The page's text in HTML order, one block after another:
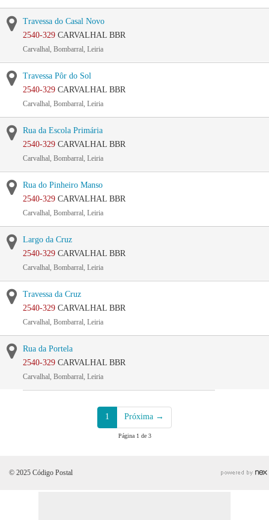
Travessa do Casal Novo
2540-329 CARVALHAL BBR
Carvalhal, Bombarral, Leiria
Travessa Pôr do Sol
2540-329 CARVALHAL BBR
Carvalhal, Bombarral, Leiria
Rua da Escola Primária
2540-329 CARVALHAL BBR
Carvalhal, Bombarral, Leiria
Rua do Pinheiro Manso
2540-329 CARVALHAL BBR
Carvalhal, Bombarral, Leiria
Largo da Cruz
2540-329 CARVALHAL BBR
Carvalhal, Bombarral, Leiria
Travessa da Cruz
2540-329 CARVALHAL BBR
Carvalhal, Bombarral, Leiria
Rua da Portela
2540-329 CARVALHAL BBR
Carvalhal, Bombarral, Leiria
1 Próxima →
Página 1 de 3
© 2025 Código Postal